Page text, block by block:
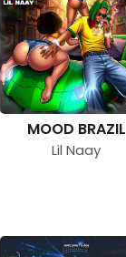
MOOD BRAZIL
Lil Naay